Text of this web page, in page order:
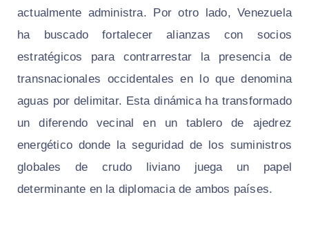
actualmente administra. Por otro lado, Venezuela
ha buscado fortalecer alianzas con socios
estratégicos para contrarrestar la presencia de
transnacionales occidentales en lo que denomina
aguas por delimitar. Esta dinámica ha transformado
un diferendo vecinal en un tablero de ajedrez
energético donde la seguridad de los suministros
globales de crudo liviano juega un papel
determinante en la diplomacia de ambos países.